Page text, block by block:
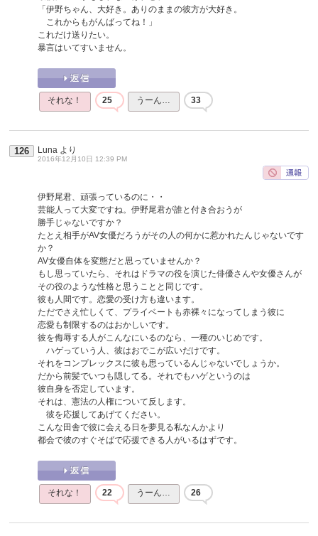
「伊野ちゃん、大好き。ありのままの彼方が大好き。
これからもがんばってね！」
これだけ送りたい。
暴言はいてすいません。
それな！ 25 うーん… 33
126 Luna より
2016年12月10日 12:39 PM
伊野尾君、頑張っているのに・・
芸能人って大変ですね。伊野尾君が誰と付き合おうが
勝手じゃないですか？
たとえ相手がAV女優だろうがその人の何かに惹かれたんじゃないです
か？
AV女優自体を変態だと思っていませんか？
もし思っていたら、それはドラマの役を演じた俳優さんや女優さんが
その役のような性格と思うことと同じです。
彼も人間です。恋愛の受け方も違います。
ただでさえ忙しくて、プライベートも赤裸々になってしまう彼に
恋愛も制限するのはおかしいです。
彼を侮辱する人がこんなにいるのなら、一種のいじめです。
ハゲっていう人、彼はおでこが広いだけです。
それをコンプレックスに彼も思っているんじゃないでしょうか。
だから前髪でいつも隠してる。それでもハゲというのは
彼自身を否定しています。
それは、憲法の人権について反します。
彼を応援してあげてください。
こんな田舎で彼に会える日を夢見る私なんかより
都会で彼のすぐそばで応援できる人がいるはずです。
それな！ 22 うーん… 26